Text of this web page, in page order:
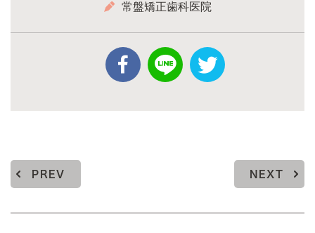
常盤矯正歯科医院
PREV NEXT